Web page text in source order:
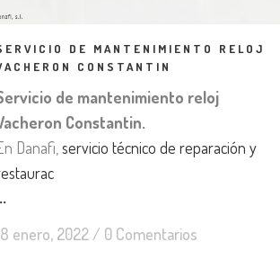
DE MANTENIMIENTO RELOJ
CONSTANTIN
de mantenimiento reloj
Constantin.
Danafi, servicio técnico de reparación y
enero, 2022 / 0 Comentarios